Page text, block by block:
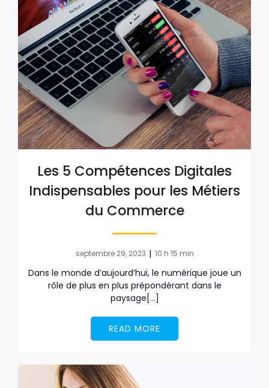
Les 5 Compétences Digitales
Indispensables pour les Métiers
du Commerce
septembre 29, 2023 | 10 h 15 min
Dans le monde d’aujourd’hui, le numérique joue un
rôle de plus en plus prépondérant dans le
paysage[…]
READ MORE